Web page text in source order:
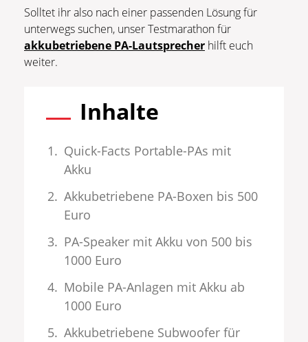
Solltet ihr also nach einer passenden Lösung für
unterwegs suchen, unser Testmarathon für
akkubetriebene PA-Lautsprecher hilft euch
weiter.
Inhalte
Quick-Facts Portable-PAs mit
Akku
Akkubetriebene PA-Boxen bis 500
Euro
PA-Speaker mit Akku von 500 bis
1000 Euro
Mobile PA-Anlagen mit Akku ab
1000 Euro
Akkubetriebene Subwoofer für